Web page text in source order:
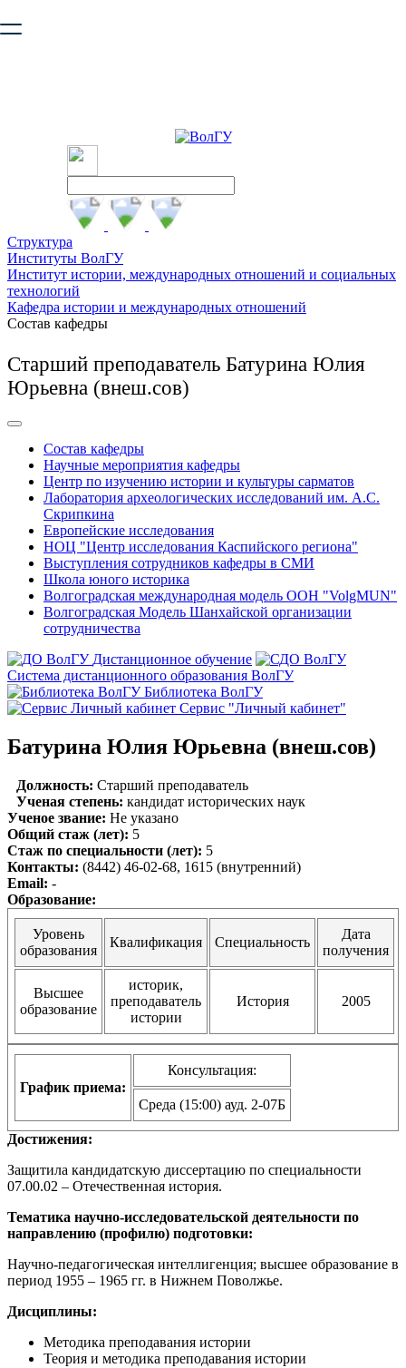
безопасную работу с сайтом. Пожалуйста
Структура
Институты ВолГУ
Институт истории, международных отношений и социальных
технологий
Кафедра истории и международных отношений
Состав кафедры
Старший преподаватель Батурина Юлия
Юрьевна (внеш.сов)
Состав кафедры
Научные мероприятия кафедры
Центр по изучению истории и культуры сарматов
Лаборатория археологических исследований им. А.С.
Скрипкина
Европейские исследования
НОЦ "Центр исследования Каспийского региона"
Выступления сотрудников кафедры в СМИ
Школа юного историка
Волгоградская международная модель ООН "VolgMUN"
Волгоградская Модель Шанхайской организации
сотрудничества
Дистанционное обучение
Система дистанционного образования ВолГУ
Библиотека ВолГУ
Сервис "Личный кабинет"
Батурина Юлия Юрьевна (внеш.сов)
Должность: Старший преподаватель
Ученая степень: кандидат исторических наук
Ученое звание: Не указано
Общий стаж (лет): 5
Стаж по специальности (лет): 5
Контакты: (8442) 46-02-68, 1615 (внутренний)
Email: -
Образование:
Уровень
образования
Квалификация Специальность
Дата
получения
Высшее
образование
историк,
преподаватель
истории
История 2005
График приема:
Консультация:
Среда (15:00) ауд. 2-07Б
Достижения:
Защитила кандидатскую диссертацию по специальности
07.00.02 – Отечественная история.
Тематика научно-исследовательской деятельности по
направлению (профилю) подготовки:
Научно-педагогическая интеллигенция; высшее образование в
период 1955 – 1965 гг. в Нижнем Поволжье.
Дисциплины:
Методика преподавания истории
Теория и методика преподавания истории